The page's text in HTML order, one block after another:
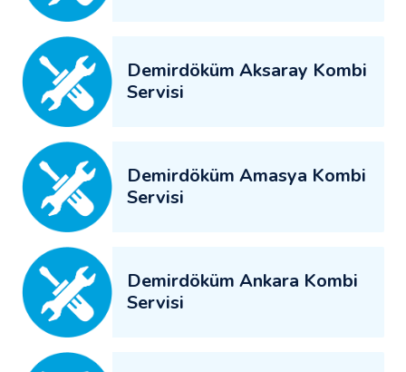
Demirdöküm Aksaray Kombi
Servisi
Demirdöküm Amasya Kombi
Servisi
Demirdöküm Ankara Kombi
Servisi